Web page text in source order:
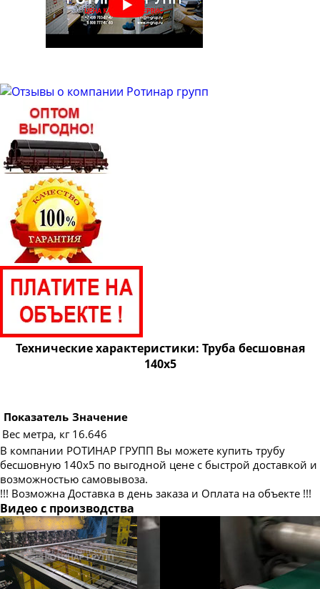
Труба бесшовная 51
Труба бесшовная 53
Труба бесшовная 63
Труба бесшовная 63.5
Труба бесшовная 65
Труба бесшовная 68
Труба бесшовная 70
Труба бесшовная 73
Труба бесшовная 76
Труба бесшовная 83
Труба бесшовная 95
Труба бесшовная 102
Труба бесшовная 121
Труба бесшовная 127
Труба бесшовная 133
Труба бесшовная 146
Труба бесшовная 152
Труба бесшовная 159
Труба бесшовная 168
Труба бесшовная 180
Технические характеристики: Труба бесшовная
140х5
Показатель Значение
Вес метра, кг 16.646
В компании РОТИНАР ГРУПП Вы можете купить трубу
бесшовную 140х5 по выгодной цене с быстрой доставкой и
возможностью самовывоза.
!!! Возможна Доставка в день заказа и Оплата на объекте !!!
Видео с производства